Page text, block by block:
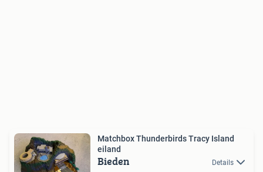
Matchbox Thunderbirds Tracy Island
eiland
Bieden Details